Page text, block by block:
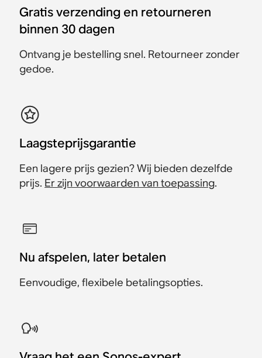
Gratis verzending en retourneren
binnen 30 dagen
Ontvang je bestelling snel. Retourneer zonder
gedoe.
Laagsteprijsgarantie
Een lagere prijs gezien? Wij bieden dezelfde
prijs. Er zijn voorwaarden van toepassing.
Nu afspelen, later betalen
Eenvoudige, flexibele betalingsopties.